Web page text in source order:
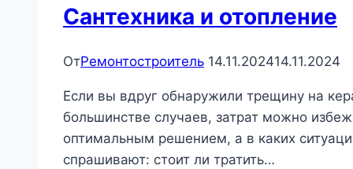
Сантехника и отопление
ОтРемонтостроитель 14.11.202414.11.2024
Если вы вдруг обнаружили трещину на
большинстве случаев, затрат можно
оптимальным решением, а в каких
спрашивают: стоит ли тратить…